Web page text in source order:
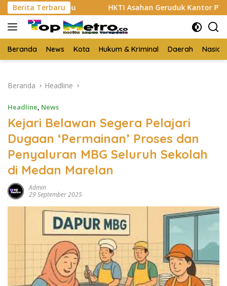
Langsung
ke
konten
Berita Terbaru
Sabu HKTI Asahan Geruduk Kantor PT BSP Kisaran
Beranda News Kota Hukum & Kriminal Daerah
Beranda Headline
Headline, News
Kejari Belawan Segera Pelajari
Dugaan ‘Permainan’ Proses dan
Penyaluran MBG Seluruh Sekolah
di Medan Marelan
Admin
29 September 2025